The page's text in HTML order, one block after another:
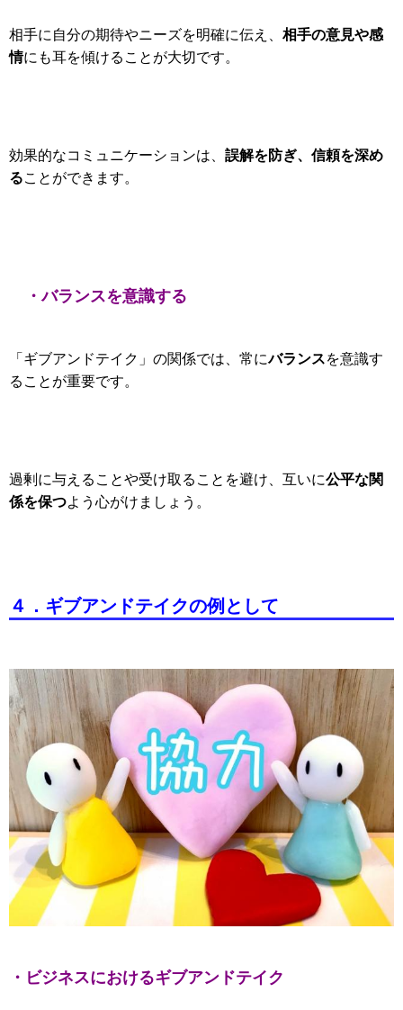
相手に自分の期待やニーズを明確に伝え、 相手の意見や感
情にも耳を傾けることが大切です。
効果的なコミュニケーションは、 誤解を防ぎ、信頼を深め
ることができます。
・バランスを意識する
「ギブアンドテイク」の関係では、常にバランスを意識す
ることが重要です。
過剰に与えることや受け取ることを避け、互いに公平な関
係を保つよう心がけましょう。
４．ギブアンドテイクの例として
・ビジネスにおけるギブアンドテイク